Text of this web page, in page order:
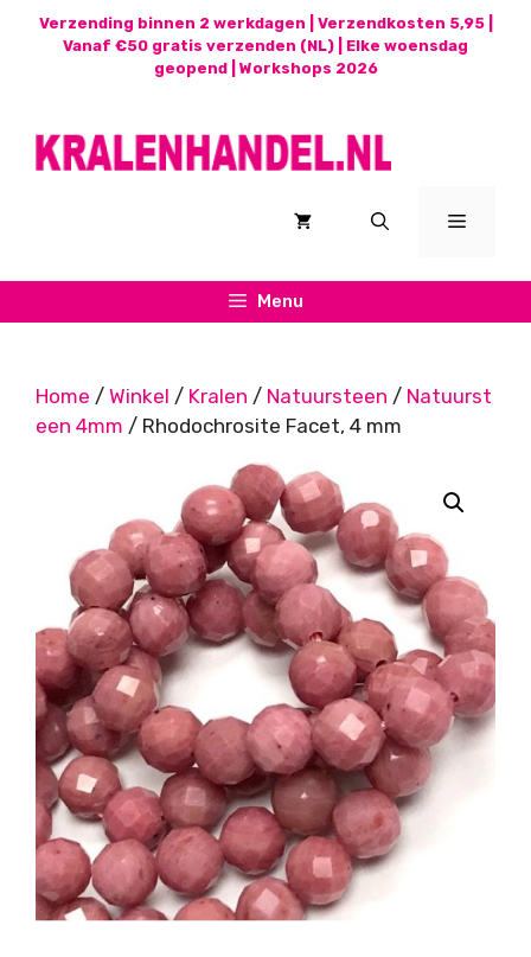
Verzending binnen 2 werkdagen | Verzendkosten 5,95 |
Vanaf €50 gratis verzenden (NL) | Elke woensdag
geopend | Workshops 2026
Menu
Menu
Home / Winkel / Kralen / Natuursteen / Natuurst
een 4mm / Rhodochrosite Facet, 4 mm